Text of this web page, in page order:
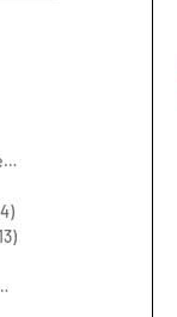
Handwerk / gewerblich-technische Berufe (17)
/ Franchise (11)